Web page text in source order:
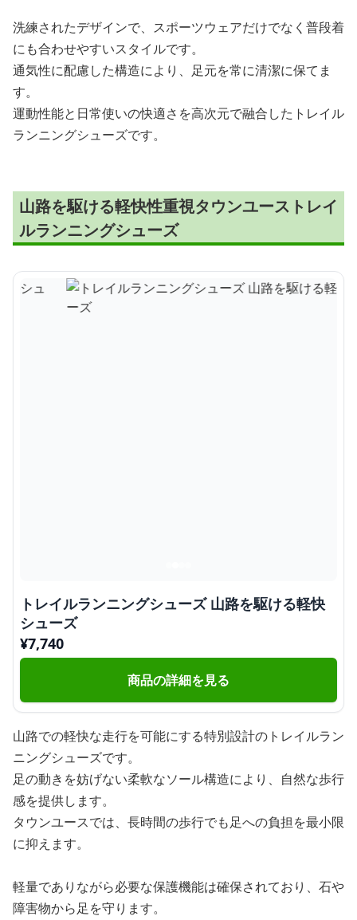
洗練されたデザインで、スポーツウェアだけでなく普段着
にも合わせやすいスタイルです。
通気性に配慮した構造により、足元を常に清潔に保てま
す。
運動性能と日常使いの快適さを高次元で融合したトレイル
ランニングシューズです。
山路を駆ける軽快性重視タウンユーストレイ
ルランニングシューズ
トレイルランニングシューズ 山路を駆ける軽快
シューズ
¥7,740
商品の詳細を見る
山路での軽快な走行を可能にする特別設計のトレイルラン
ニングシューズです。
足の動きを妨げない柔軟なソール構造により、自然な歩行
感を提供します。
タウンユースでは、長時間の歩行でも足への負担を最小限
に抑えます。
軽量でありながら必要な保護機能は確保されており、石や
障害物から足を守ります。